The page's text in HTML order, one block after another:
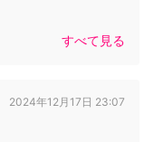
すべて見る
2024年12月17日 23:07